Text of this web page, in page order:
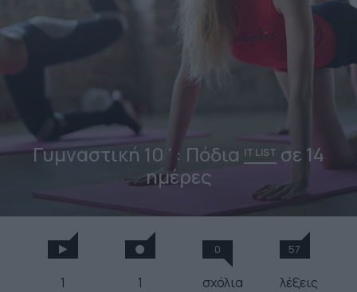
Γυμναστική 10΄: Πόδια IT LIST σε 14
ημέρες
1 1
0
σχόλια
57
λέξεις